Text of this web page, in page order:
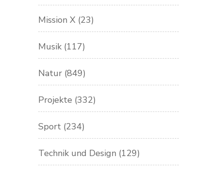
Mission X (23)
Musik (117)
Natur (849)
Projekte (332)
Sport (234)
Technik und Design (129)